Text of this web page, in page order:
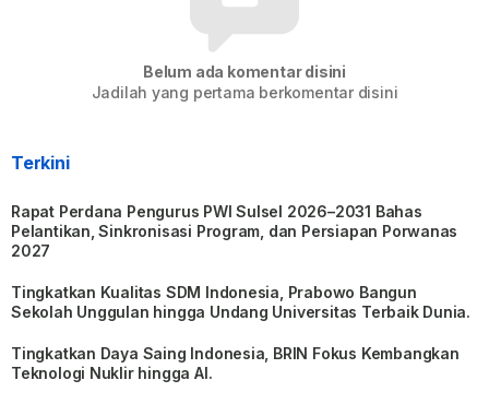
Belum ada komentar disini
Jadilah yang pertama berkomentar disini
Terkini
Rapat Perdana Pengurus PWI Sulsel 2026–2031 Bahas
Pelantikan, Sinkronisasi Program, dan Persiapan Porwanas
2027
Tingkatkan Kualitas SDM Indonesia, Prabowo Bangun
Sekolah Unggulan hingga Undang Universitas Terbaik Dunia.
Tingkatkan Daya Saing Indonesia, BRIN Fokus Kembangkan
Teknologi Nuklir hingga AI.